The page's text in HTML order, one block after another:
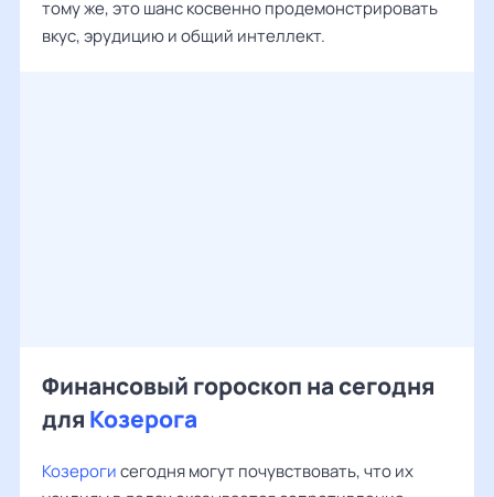
тому же, это шанс косвенно продемонстрировать
вкус, эрудицию и общий интеллект.
Финансовый гороскоп на сегодня
для Козерога
Козерогисегодня могут почувствовать, что их